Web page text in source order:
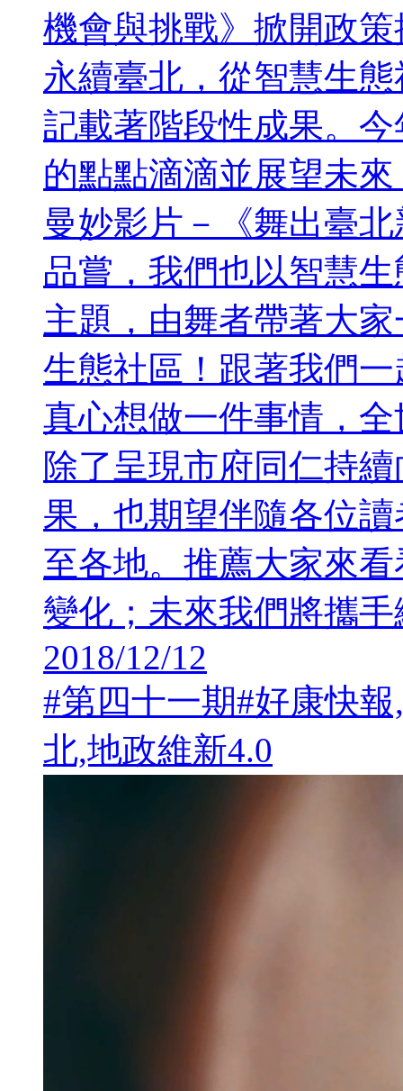
機會與挑戰》掀開政
永續臺北，從智慧生
記載著階段性成果。
的點點滴滴並展望未
曼妙影片－《舞出臺
品嘗，我們也以智慧
主題，由舞者帶著大
生態社區！跟著我們
真心想做一件事情，
除了呈現市府同仁持
果，也期望伴隨各位
至各地。推薦大家來
變化；未來我們將攜
2018/12/12
#第四十一期#好康快
北,地政維新4.0